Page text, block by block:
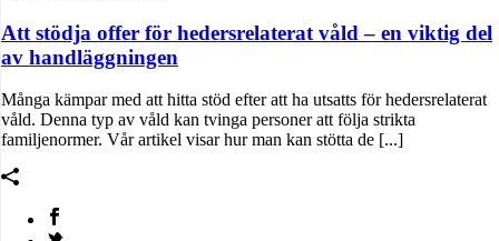
Att stödja offer för hedersrelaterat våld – en viktig del
av handläggningen
Många kämpar med att hitta stöd efter att ha utsatts för hedersrelaterat
våld. Denna typ av våld kan tvinga personer att följa strikta
familjenormer. Vår artikel visar hur man kan stötta de [...]